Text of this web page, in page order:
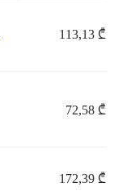
113,13 ₾
72,58 ₾
172,39 ₾